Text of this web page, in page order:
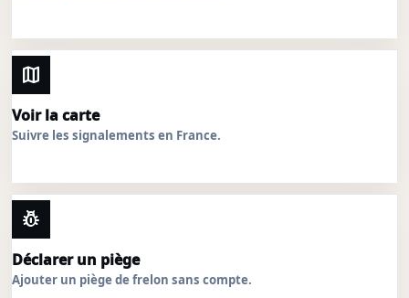
map
Voir la carte
Suivre les signalements en France.
pest_control
Déclarer un piège
Ajouter un piège de frelon sans compte.